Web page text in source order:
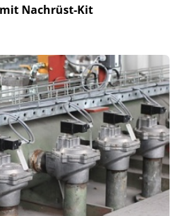
Nachrüst-Kit